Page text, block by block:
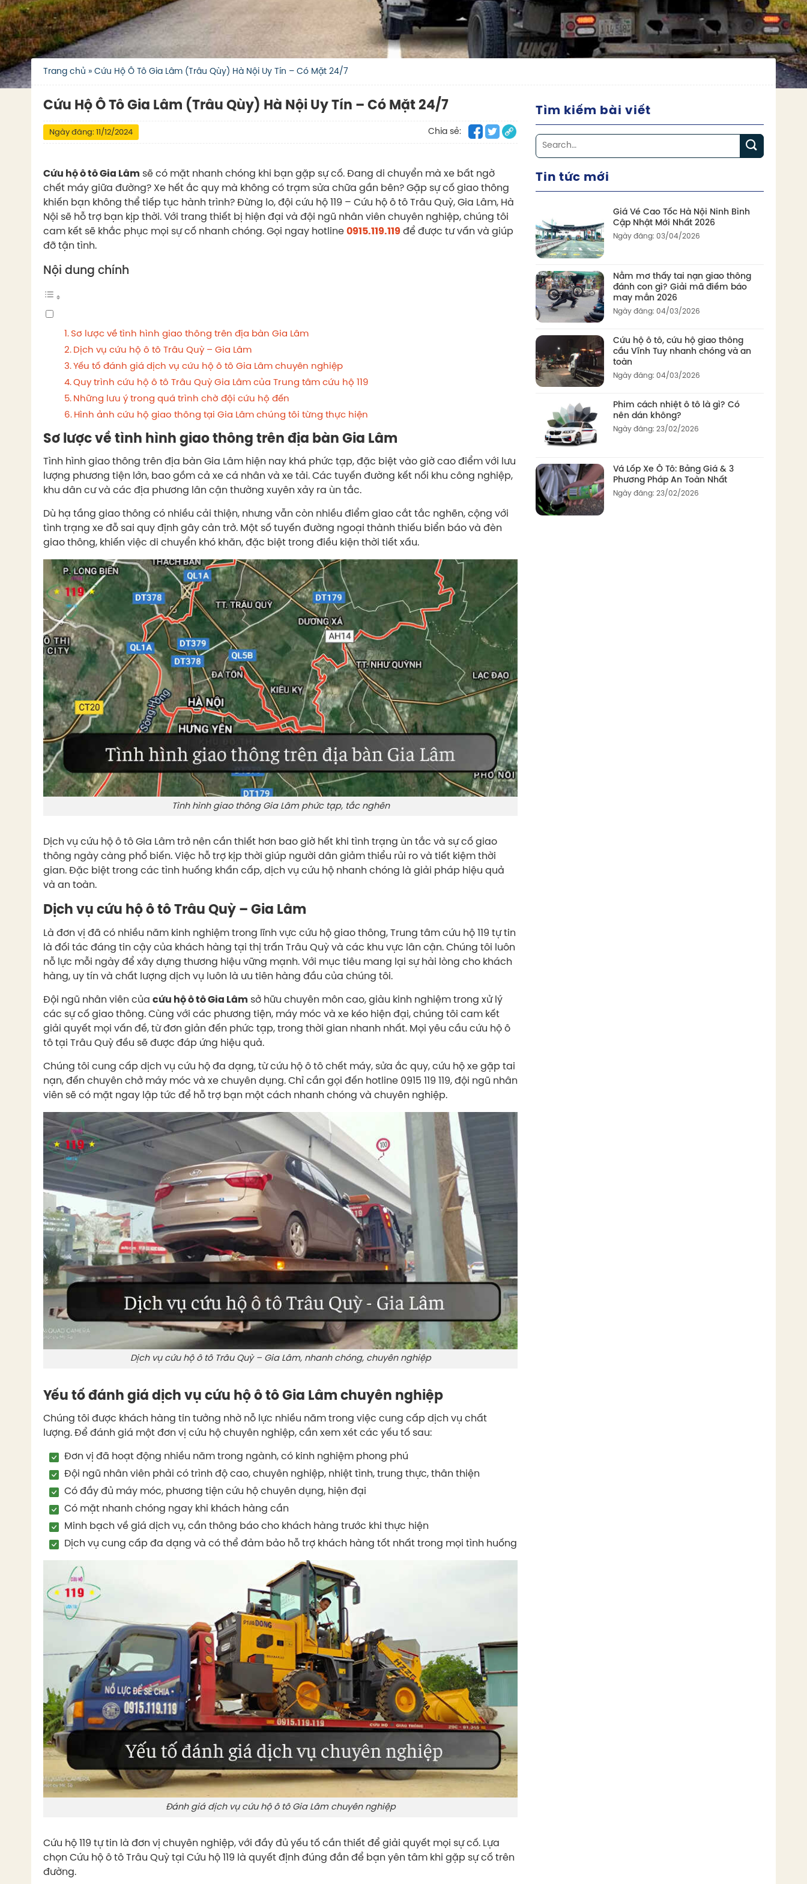
Trang chủ » Cứu Hộ Ô Tô Gia Lâm (Trâu Qùy) Hà Nội Uy Tín – Có Mặt 24/7
Cứu Hộ Ô Tô Gia Lâm (Trâu Qùy) Hà Nội Uy Tín – Có Mặt 24/7
Ngày đăng: 11/12/2024 Chia sẻ:
Cứu hộ ô tô Gia Lâm sẽ có mặt nhanh chóng khi bạn gặp sự cố. Đang di chuyển mà xe bất ngờ
chết máy giữa đường? Xe hết ắc quy mà không có trạm sửa chữa gần bên? Gặp sự cố giao thông
khiến bạn không thể tiếp tục hành trình? Đừng lo, đội cứu hộ 119 – Cứu hộ ô tô Trâu Quỳ, Gia Lâm, Hà
Nội sẽ hỗ trợ bạn kịp thời. Với trang thiết bị hiện đại và đội ngũ nhân viên chuyên nghiệp, chúng tôi
cam kết sẽ khắc phục mọi sự cố nhanh chóng. Gọi ngay hotline 0915.119.119 để được tư vấn và giúp
đỡ tận tình.
Nội dung chính
Sơ lược về tình hình giao thông trên địa bàn Gia Lâm
Dịch vụ cứu hộ ô tô Trâu Quỳ – Gia Lâm
Yếu tố đánh giá dịch vụ cứu hộ ô tô Gia Lâm chuyên nghiệp
Quy trình cứu hộ ô tô Trâu Quỳ Gia Lâm của Trung tâm cứu hộ 119
Những lưu ý trong quá trình chờ đội cứu hộ đến
Hình ảnh cứu hộ giao thông tại Gia Lâm chúng tôi từng thực hiện
Sơ lược về tình hình giao thông trên địa bàn Gia Lâm
Tình hình giao thông trên địa bàn Gia Lâm hiện nay khá phức tạp, đặc biệt vào giờ cao điểm với lưu
lượng phương tiện lớn, bao gồm cả xe cá nhân và xe tải. Các tuyến đường kết nối khu công nghiệp,
khu dân cư và các địa phương lân cận thường xuyên xảy ra ùn tắc.
Dù hạ tầng giao thông có nhiều cải thiện, nhưng vẫn còn nhiều điểm giao cắt tắc nghẽn, cộng với
tình trạng xe đỗ sai quy định gây cản trở. Một số tuyến đường ngoại thành thiếu biển báo và đèn
giao thông, khiến việc di chuyển khó khăn, đặc biệt trong điều kiện thời tiết xấu.
Tình hình giao thông Gia Lâm phức tạp, tắc nghẽn
Dịch vụ cứu hộ ô tô Gia Lâm trở nên cần thiết hơn bao giờ hết khi tình trạng ùn tắc và sự cố giao
thông ngày càng phổ biến. Việc hỗ trợ kịp thời giúp người dân giảm thiểu rủi ro và tiết kiệm thời
gian. Đặc biệt trong các tình huống khẩn cấp, dịch vụ cứu hộ nhanh chóng là giải pháp hiệu quả
và an toàn.
Dịch vụ cứu hộ ô tô Trâu Quỳ – Gia Lâm
Là đơn vị đã có nhiều năm kinh nghiệm trong lĩnh vực cứu hộ giao thông, Trung tâm cứu hộ 119 tự tin
là đối tác đáng tin cậy của khách hàng tại thị trấn Trâu Quỳ và các khu vực lân cận. Chúng tôi luôn
nỗ lực mỗi ngày để xây dựng thương hiệu vững mạnh. Với mục tiêu mang lại sự hài lòng cho khách
hàng, uy tín và chất lượng dịch vụ luôn là ưu tiên hàng đầu của chúng tôi.
Đội ngũ nhân viên của cứu hộ ô tô Gia Lâm sở hữu chuyên môn cao, giàu kinh nghiệm trong xử lý
các sự cố giao thông. Cùng với các phương tiện, máy móc và xe kéo hiện đại, chúng tôi cam kết
giải quyết mọi vấn đề, từ đơn giản đến phức tạp, trong thời gian nhanh nhất. Mọi yêu cầu cứu hộ ô
tô tại Trâu Quỳ đều sẽ được đáp ứng hiệu quả.
Chúng tôi cung cấp dịch vụ cứu hộ đa dạng, từ cứu hộ ô tô chết máy, sửa ắc quy, cứu hộ xe gặp tai
nạn, đến chuyên chở máy móc và xe chuyên dụng. Chỉ cần gọi đến hotline 0915 119 119, đội ngũ nhân
viên sẽ có mặt ngay lập tức để hỗ trợ bạn một cách nhanh chóng và chuyên nghiệp.
Dịch vụ cứu hộ ô tô Trâu Quỳ – Gia Lâm, nhanh chóng, chuyên nghiệp
Yếu tố đánh giá dịch vụ cứu hộ ô tô Gia Lâm chuyên nghiệp
Chúng tôi được khách hàng tin tưởng nhờ nỗ lực nhiều năm trong việc cung cấp dịch vụ chất
lượng. Để đánh giá một đơn vị cứu hộ chuyên nghiệp, cần xem xét các yếu tố sau:
Đơn vị đã hoạt động nhiều năm trong ngành, có kinh nghiệm phong phú
Đội ngũ nhân viên phải có trình độ cao, chuyên nghiệp, nhiệt tình, trung thực, thân thiện
Có đầy đủ máy móc, phương tiện cứu hộ chuyên dụng, hiện đại
Có mặt nhanh chóng ngay khi khách hàng cần
Minh bạch về giá dịch vụ, cần thông báo cho khách hàng trước khi thực hiện
Dịch vụ cung cấp đa dạng và có thể đảm bảo hỗ trợ khách hàng tốt nhất trong mọi tình huống
Đánh giá dịch vụ cứu hộ ô tô Gia Lâm chuyên nghiệp
Cứu hộ 119 tự tin là đơn vị chuyên nghiệp, với đầy đủ yếu tố cần thiết để giải quyết mọi sự cố. Lựa
chọn Cứu hộ ô tô Trâu Quỳ tại Cứu hộ 119 là quyết định đúng đắn để bạn yên tâm khi gặp sự cố trên
đường.
Tìm kiếm bài viết
Tin tức mới
Giá Vé Cao Tốc Hà Nội Ninh Bình
Cập Nhật Mới Nhất 2026
Ngày đăng: 03/04/2026
Nằm mơ thấy tai nạn giao thông
đánh con gì? Giải mã điềm báo
may mắn 2026
Ngày đăng: 04/03/2026
Cứu hộ ô tô, cứu hộ giao thông
cầu Vĩnh Tuy nhanh chóng và an
toàn
Ngày đăng: 04/03/2026
Phim cách nhiệt ô tô là gì? Có
nên dán không?
Ngày đăng: 23/02/2026
Vá Lốp Xe Ô Tô: Bảng Giá & 3
Phương Pháp An Toàn Nhất
Ngày đăng: 23/02/2026